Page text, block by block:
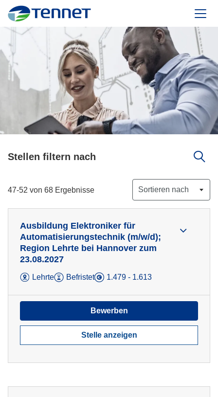
TenneT
Stellen filtern nach
47-52 von 68 Ergebnisse Sortieren nach
Ausbildung Elektroniker für
Automatisierungstechnik (m/w/d);
Region Lehrte bei Hannover zum
23.08.2027
Lehrte Befristet 1.479 - 1.613
Bewerben
Stelle anzeigen